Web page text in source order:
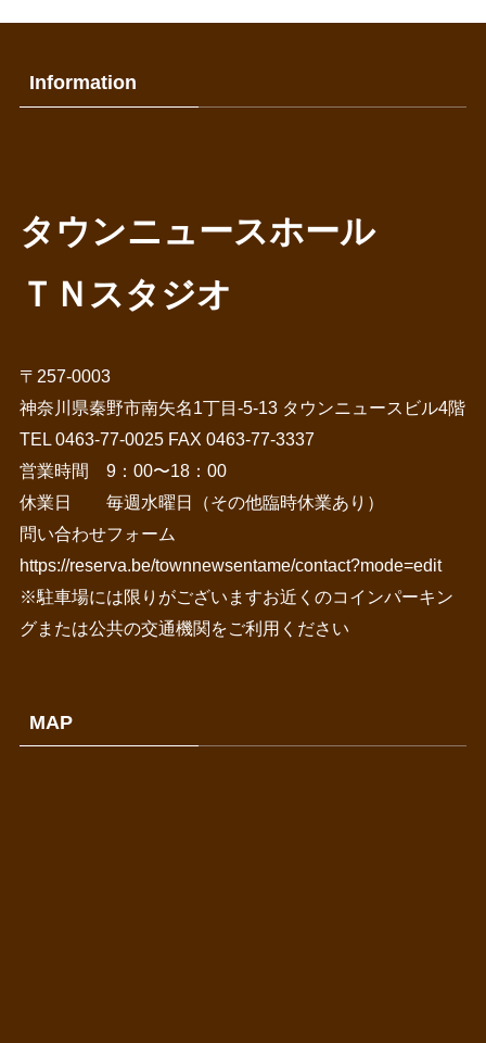
Information
タウンニュースホール
ＴＮスタジオ
〒257-0003
神奈川県秦野市南矢名1丁目-5-13 タウンニュースビル4階
TEL 0463-77-0025 FAX 0463-77-3337
営業時間 9：00〜18：00
休業日 毎週水曜日（その他臨時休業あり）
問い合わせフォーム
https://reserva.be/townnewsentame/contact?mode=edit
※駐車場には限りがございますお近くのコインパーキン
グまたは公共の交通機関をご利用ください
MAP